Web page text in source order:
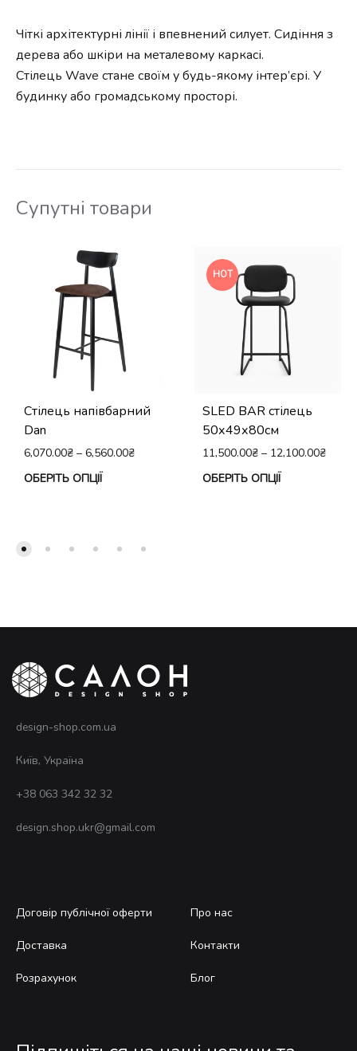
Чіткі архітектурні лінії і впевнений силует. Сидіння з
дерева або шкіри на металевому каркасі.
Стілець Wave стане своїм у будь-якому інтер’єрі. У
будинку або громадському просторі.
Супутні товари
Стілець напівбарний
Dan
6,070.00₴ – 6,560.00₴
ОБЕРІТЬ ОПЦІЇ
сторінці
товару
HOT
SLED BAR стілець
50х49х80см
11,500.00₴ – 12,100.00₴
ОБЕРІТЬ ОПЦІЇ
design-shop.com.ua
Київ, Україна
+38 063 342 32 32
design.shop.ukr@gmail.com
Договір публічної оферти
Доставка
Розрахунок
Про нас
Контакти
Блог